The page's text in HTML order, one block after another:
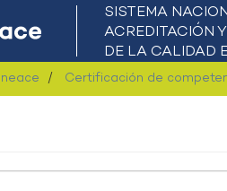
Certificación de